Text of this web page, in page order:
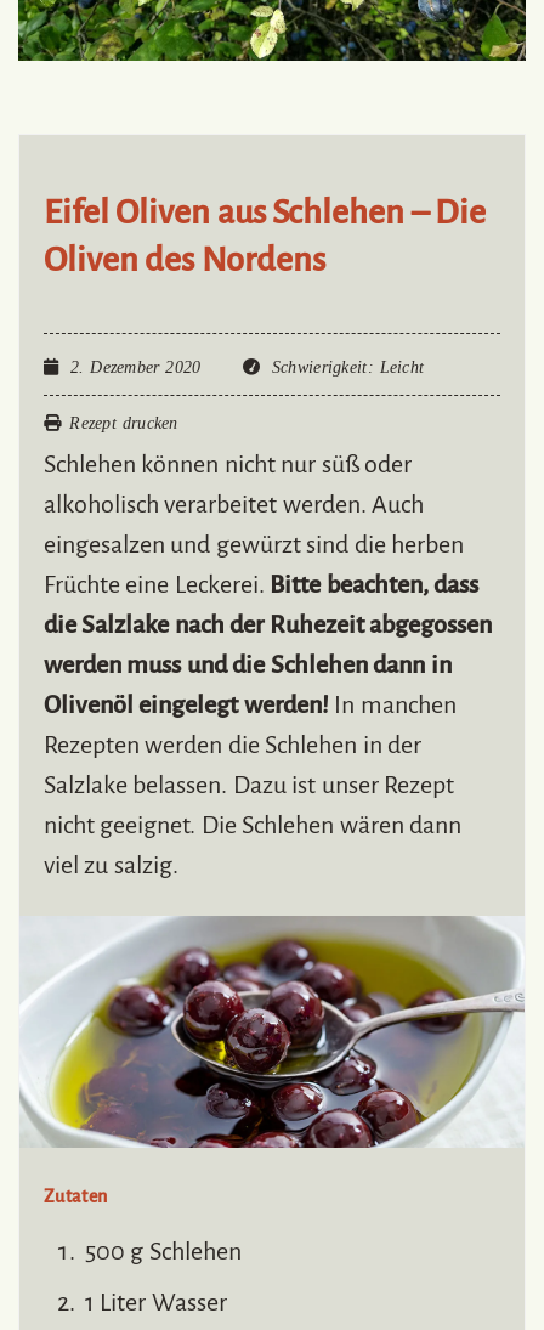
Eifel Oliven aus Schlehen – Die
Oliven des Nordens
2. Dezember 2020 Schwierigkeit : Leicht
Rezept drucken
Schlehen können nicht nur süß oder
alkoholisch verarbeitet werden. Auch
eingesalzen und gewürzt sind die herben
Früchte eine Leckerei. Bitte beachten, dass
die Salzlake nach der Ruhezeit abgegossen
werden muss und die Schlehen dann in
Olivenöl eingelegt werden! In manchen
Rezepten werden die Schlehen in der
Salzlake belassen. Dazu ist unser Rezept
nicht geeignet. Die Schlehen wären dann
viel zu salzig.
Zutaten
500 g Schlehen
1 Liter Wasser